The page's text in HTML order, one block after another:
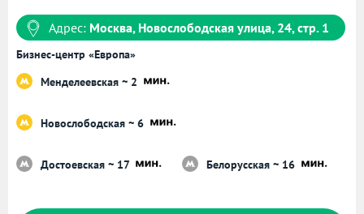
Адрес: Москва, Новослободская улица, 24, стр. 1
Бизнес-центр «Европа»
Менделеевская ~ 2
Новослободская ~ 6
Достоевская ~ 17 Белорусская ~ 16